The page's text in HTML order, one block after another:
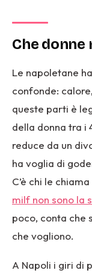
Che
Le napoletane
confonde:
queste parti è
della donna tra i
reduce da un
ha voglia di
C’è chi le
milf non sono la
poco, conta che
che vogliono.
A Napoli i giri di